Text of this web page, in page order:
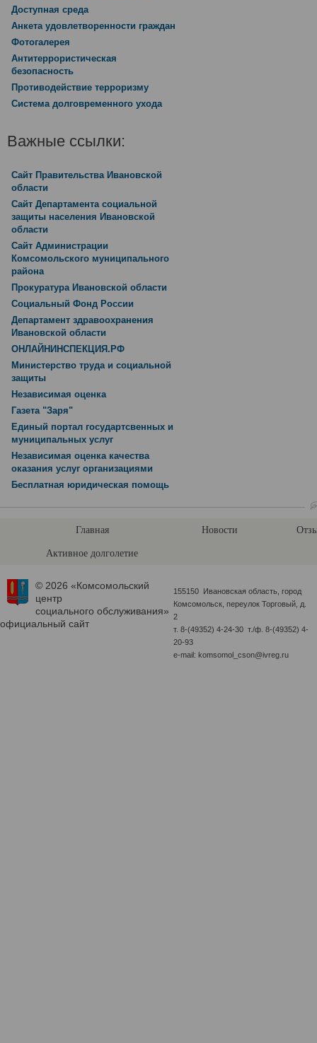
Доступная среда
Анкета удовлетворенности граждан
Фотогалерея
Антитеррористическая
безопасность
Противодействие терроризму
Система долговременного ухода
Важные ссылки:
Сайт Правительства Ивановской
области
Сайт Департамента социальной
защиты населения Ивановской
области
Сайт Администрации
Комсомольского муниципального
района
Прокуратура Ивановской области
Социальный Фонд России
Департамент здравоохранения
Ивановской области
ОНЛАЙНИНСПЕКЦИЯ.РФ
Министерство труда и социальной
защиты
Независимая оценка
Газета "Заря"
Единый портал государтсвенных и
муниципальных услуг
Независимая оценка качества
оказания услуг организациями
Бесплатная юридическая помощь
Главная Новости
Активное долголетие
© 2026 «Комсомольский
центр
социального обслуживания»
официальный сайт
155150 Ивановская область, город
Комсомольск, переулок Торговый, д.
2
т. 8-(49352) 4-24-30 т./ф. 8-(49352) 4-
20-93
e-mail: komsomol_cson@ivreg.ru